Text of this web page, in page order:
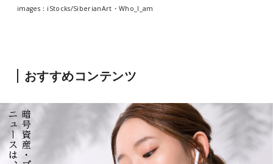
images：iStocks/SiberianArt・Who_I_am
おすすめコンテンツ